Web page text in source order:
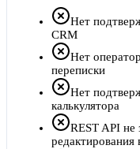
Нет
CRM
Нет
переписки
Нет
калькулятора
REST API не
редактирования